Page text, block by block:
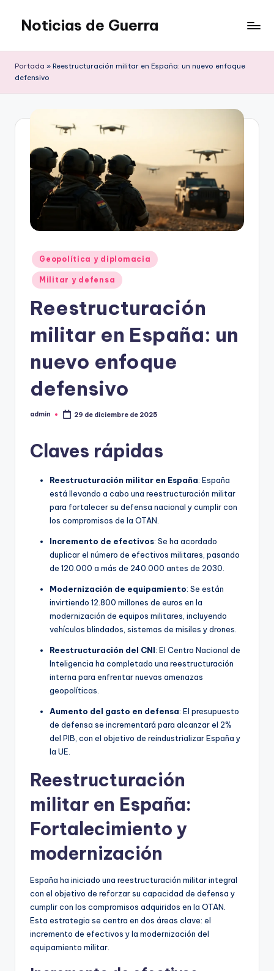
Saltar
contenido
Noticias de Guerra
Portada » Reestructuración militar en España: un nuevo enfoque
defensivo
Publicado
en
Geopolítica y diplomacia
Militar y defensa
Reestructuración
militar en España: un
nuevo enfoque
defensivo
Publicado
admin 29 de diciembre de 2025
Claves rápidas
Reestructuración militar en España: España
está llevando a cabo una reestructuración militar
para fortalecer su defensa nacional y cumplir con
los compromisos de la OTAN.
Incremento de efectivos: Se ha acordado
duplicar el número de efectivos militares, pasando
de 120.000 a más de 240.000 antes de 2030.
Modernización de equipamiento: Se están
invirtiendo 12.800 millones de euros en la
modernización de equipos militares, incluyendo
vehículos blindados, sistemas de misiles y drones.
Reestructuración del CNI: El Centro Nacional de
Inteligencia ha completado una reestructuración
interna para enfrentar nuevas amenazas
geopolíticas.
Aumento del gasto en defensa: El presupuesto
de defensa se incrementará para alcanzar el 2%
del PIB, con el objetivo de reindustrializar España y
la UE.
Reestructuración
militar en España:
Fortalecimiento y
modernización
España ha iniciado una reestructuración militar integral
con el objetivo de reforzar su capacidad de defensa y
cumplir con los compromisos adquiridos en la OTAN.
Esta estrategia se centra en dos áreas clave: el
incremento de efectivos y la modernización del
equipamiento militar.